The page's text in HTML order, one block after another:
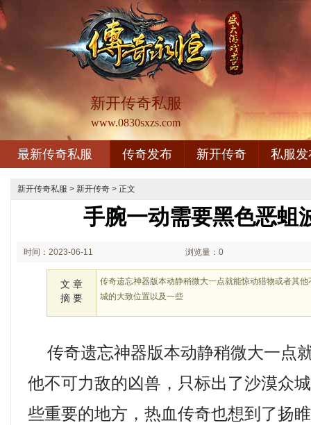
新开传奇私服
www.0830sxzs.com
最新传奇私服 传奇发布 新开传奇 私服发
新开传奇私服 > 新开传奇 > 正文
手腕一动需要黑色恶蛆
时间：2023-06-11 浏览量：0
文 章
摘 要
传奇遗忘神器版本动静稍微大一点就能惊动猎物或者其
城的大致位置以及一些
传奇遗忘神器版本动静稍微大一点
他不可力敌的凶兽，只标出了沙漠众
些重要的地方，热血传奇也想到了扬